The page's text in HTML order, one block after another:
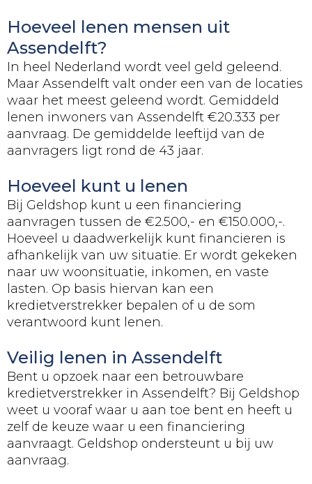
Hoeveel lenen mensen uit
Assendelft?
In heel Nederland wordt veel geld geleend.
Maar Assendelft valt onder een van de locaties
waar het meest geleend wordt. Gemiddeld
lenen inwoners van Assendelft €20.333 per
aanvraag. De gemiddelde leeftijd van de
aanvragers ligt rond de 43 jaar.
Hoeveel kunt u lenen
Bij Geldshop kunt u een financiering
aanvragen tussen de €2.500,- en €150.000,-.
Hoeveel u daadwerkelijk kunt financieren is
afhankelijk van uw situatie. Er wordt gekeken
naar uw woonsituatie, inkomen, en vaste
lasten. Op basis hiervan kan een
kredietverstrekker bepalen of u de som
verantwoord kunt lenen.
Veilig lenen in Assendelft
Bent u opzoek naar een betrouwbare
kredietverstrekker in Assendelft? Bij Geldshop
weet u vooraf waar u aan toe bent en heeft u
zelf de keuze waar u een financiering
aanvraagt. Geldshop ondersteunt u bij uw
aanvraag.